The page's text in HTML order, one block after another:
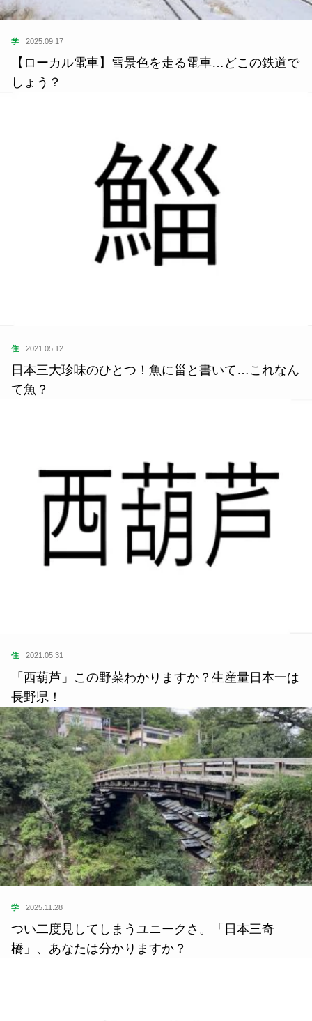
学 2025.09.17
【ローカル電車】雪景色を走る電車…どこの鉄道で
しょう？
住 2021.05.12
日本三大珍味のひとつ！魚に甾と書いて…これなん
て魚？
住 2021.05.31
「西葫芦」この野菜わかりますか？生産量日本一は
長野県！
学 2025.11.28
つい二度見してしまうユニークさ。「日本三奇
橋」、あなたは分かりますか？